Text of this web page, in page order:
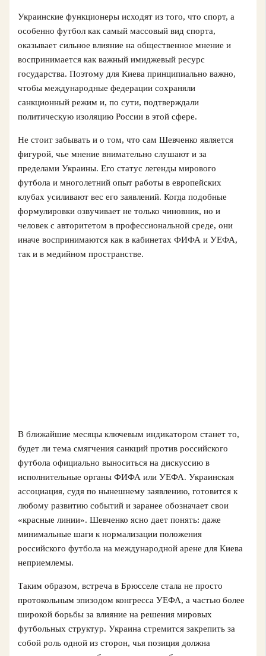
Украинские функционеры исходят из того, что спорт, а
особенно футбол как самый массовый вид спорта,
оказывает сильное влияние на общественное мнение и
воспринимается как важный имиджевый ресурс
государства. Поэтому для Киева принципиально важно,
чтобы международные федерации сохраняли
санкционный режим и, по сути, подтверждали
политическую изоляцию России в этой сфере.
Не стоит забывать и о том, что сам Шевченко является
фигурой, чье мнение внимательно слушают и за
пределами Украины. Его статус легенды мирового
футбола и многолетний опыт работы в европейских
клубах усиливают вес его заявлений. Когда подобные
формулировки озвучивает не только чиновник, но и
человек с авторитетом в профессиональной среде, они
иначе воспринимаются как в кабинетах ФИФА и УЕФА,
так и в медийном пространстве.
В ближайшие месяцы ключевым индикатором станет то,
будет ли тема смягчения санкций против российского
футбола официально выноситься на дискуссию в
исполнительные органы ФИФА или УЕФА. Украинская
ассоциация, судя по нынешнему заявлению, готовится к
любому развитию событий и заранее обозначает свои
«красные линии». Шевченко ясно дает понять: даже
минимальные шаги к нормализации положения
российского футбола на международной арене для Киева
неприемлемы.
Таким образом, встреча в Брюсселе стала не просто
протокольным эпизодом конгресса УЕФА, а частью более
широкой борьбы за влияние на решения мировых
футбольных структур. Украина стремится закрепить за
собой роль одной из сторон, чья позиция должна